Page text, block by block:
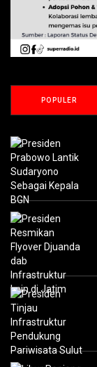
POPULER